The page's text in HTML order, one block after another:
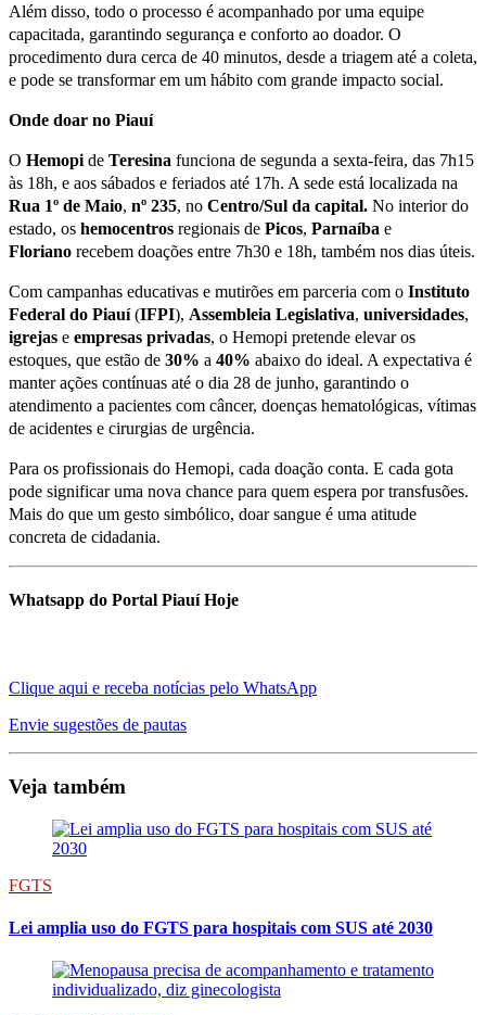
Além disso, todo o processo é acompanhado por uma equipe
capacitada, garantindo segurança e conforto ao doador. O
procedimento dura cerca de 40 minutos, desde a triagem até a coleta,
e pode se transformar em um hábito com grande impacto social.
Onde doar no Piauí
O Hemopi de Teresina funciona de segunda a sexta-feira, das 7h15
às 18h, e aos sábados e feriados até 17h. A sede está localizada na
Rua 1º de Maio, nº 235, no Centro/Sul da capital. No interior do
estado, os hemocentros regionais de Picos, Parnaíba e
Floriano recebem doações entre 7h30 e 18h, também nos dias úteis.
Com campanhas educativas e mutirões em parceria com o Instituto
Federal do Piauí(IFPI), Assembleia Legislativa, universidades,
igrejas e empresas privadas, o Hemopi pretende elevar os
estoques, que estão de 30% a 40% abaixo do ideal. A expectativa é
manter ações contínuas até o dia 28 de junho, garantindo o
atendimento a pacientes com câncer, doenças hematológicas, vítimas
de acidentes e cirurgias de urgência.
Para os profissionais do Hemopi, cada doação conta. E cada gota
pode significar uma nova chance para quem espera por transfusões.
Mais do que um gesto simbólico, doar sangue é uma atitude
concreta de cidadania.
Whatsapp do Portal Piauí Hoje
Clique aqui e receba notícias pelo WhatsApp
Envie sugestões de pautas
Veja também
FGTS
Lei amplia uso do FGTS para hospitais com SUS até 2030